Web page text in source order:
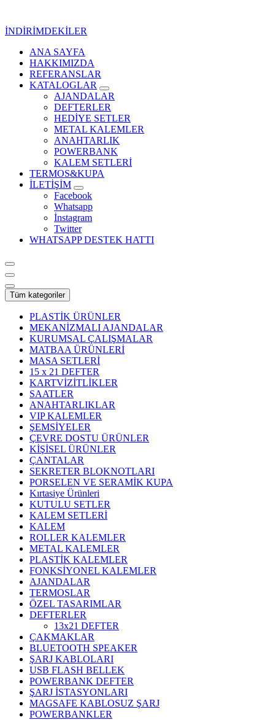
İNDİRİMDEKİLER
Kurumsal Promosyon-Hediyelik
ANA SAYFA
HAKKIMIZDA
REFERANSLAR
KATALOGLAR
AJANDALAR
DEFTERLER
HEDİYE SETLER
METAL KALEMLER
ANAHTARLIK
POWERBANK
KALEM SETLERİ
TERMOS&KUPA
İLETİŞİM
Facebook
Whatsapp
İnstagram
Twitter
WHATSAPP DESTEK HATTI
Tüm kategoriler
PLASTİK ÜRÜNLER
MEKANİZMALI AJANDALAR
KURUMSAL ÇALIŞMALAR
MATBAA ÜRÜNLERİ
MASA SETLERİ
15 x 21 DEFTER
KARTVİZİTLİKLER
SAATLER
ANAHTARLIKLAR
VIP KALEMLER
ŞEMSİYELER
ÇEVRE DOSTU ÜRÜNLER
KİŞİSEL ÜRÜNLER
ÇANTALAR
SEKRETER BLOKNOTLARI
PORSELEN VE SERAMİK KUPA
Kırtasiye Ürünleri
KUTULU SETLER
KALEM SETLERİ
KALEM
ROLLER KALEMLER
METAL KALEMLER
PLASTİK KALEMLER
FONKSİYONEL KALEMLER
AJANDALAR
TERMOSLAR
ÖZEL TASARIMLAR
DEFTERLER
13x21 DEFTER
ÇAKMAKLAR
BLUETOOTH SPEAKER
ŞARJ KABLOLARI
USB FLASH BELLEK
POWERBANK DEFTER
ŞARJ İSTASYONLARI
MAGSAFE KABLOSUZ ŞARJ
POWERBANKLER